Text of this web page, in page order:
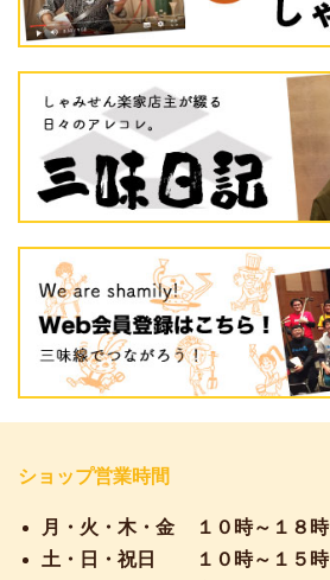
ショップ営業時間
月・火・木・金
１０時～１８時
土・日・祝日
１０時～１５時